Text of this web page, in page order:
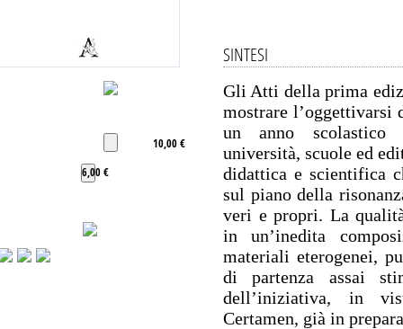
10,00 €
6,00 €
SINTESI
Gli Atti della prima
mostrare l’oggettivarsi
un anno scolastico
università, scuole ed
didattica e scientifica
sul piano della
veri e propri. La
in un’inedita
materiali eterogenei,
di partenza assai
dell’iniziativa, in
Certamen, già in